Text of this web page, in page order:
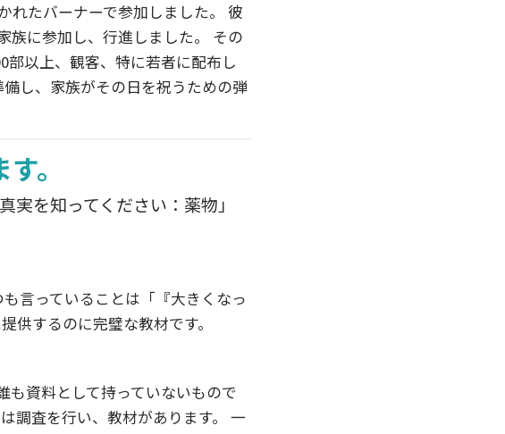
れたバーナーで参加しました。 彼
族に参加し、行進しました。 その
部以上、観客、特に若者に配布し
し、家族がその日を祝うための弾
。
を知ってください：薬物」
言っていることは「『大きくなっ
供するのに完璧な教材です。
も資料として持っていないもので
調査を行い、教材があります。 一